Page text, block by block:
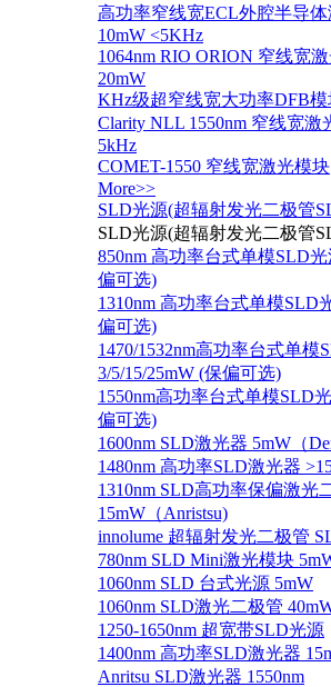
高功率窄线宽ECL外腔半导体
10mW <5KHz
1064nm RIO ORION 窄线宽
20mW
KHz级超窄线宽大功率DFB模
Clarity NLL 1550nm 窄线宽激
5kHz
COMET-1550 窄线宽激光模块
More>>
SLD光源(超辐射发光二极管
SLD光源(超辐射发光二极管
850nm 高功率台式单模SLD光
偏可选)
1310nm 高功率台式单模SLD
偏可选)
1470/1532nm高功率台式单模
3/5/15/25mW (保偏可选)
1550nm高功率台式单模SLD
偏可选)
1600nm SLD激光器 5mW（
1480nm 高功率SLD激光器
1310nm SLD高功率保偏激光
15mW（Anristsu)
innolume 超辐射发光二极管
780nm SLD Mini激光模块
1060nm SLD 台式光源 5mW
1060nm SLD激光二极管
1250-1650nm 超宽带SLD光源
1400nm 高功率SLD激光器
Anritsu SLD激光器 1550nm